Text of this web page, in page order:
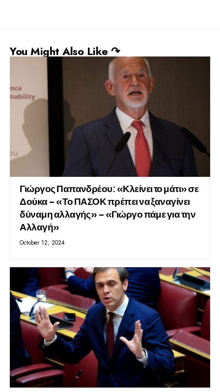
You Might Also Like ↷
Γιώργος Παπανδρέου: «Κλείνει το μάτι» σε
Δούκα – «Το ΠΑΣΟΚ πρέπει να ξαναγίνει
δύναμη αλλαγής» – «Γιώργο πάμε για την
Αλλαγή»
October 12, 2024